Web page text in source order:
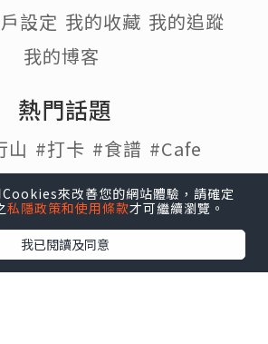
設定 我的收藏 我的追蹤
我的博客
熱門話題
山 #打卡 #食譜 #Cafe
#移民
|HK|Beauty|Food|Blog|
來改善您的網站體驗，請確定
私隱政策和使用條款才可繼續瀏覽。
我已閱讀及同意